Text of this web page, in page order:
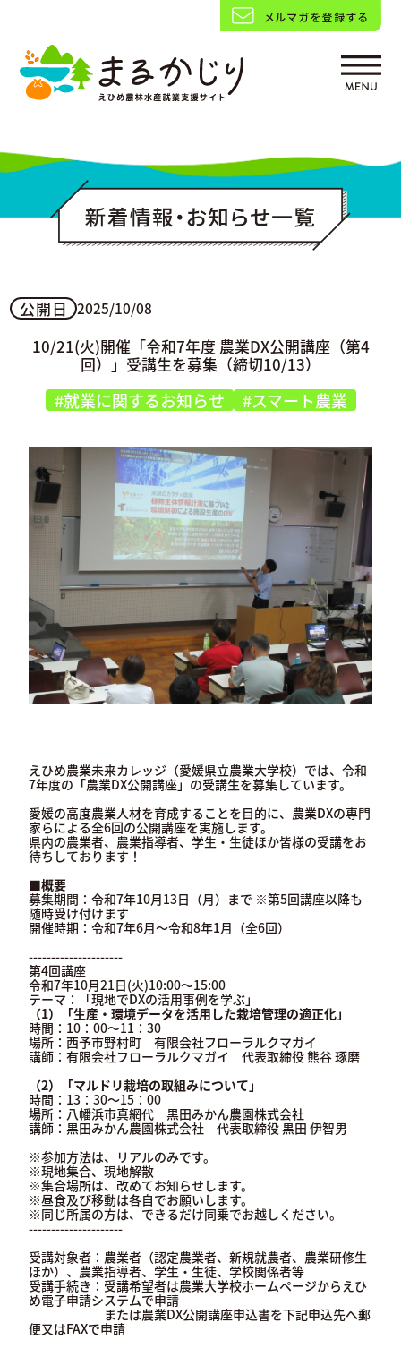
公開日 2025/10/08
10/21(火)開催「令和7年度 農業DX公開講座（第4
回）」受講生を募集（締切10/13）
#就業に関するお知らせ #スマート農業
えひめ農業未来カレッジ（愛媛県立農業大学校）では、令和
7年度の「農業DX公開講座」の受講生を募集しています。
愛媛の高度農業人材を育成することを目的に、農業DXの専門
家らによる全6回の公開講座を実施します。
県内の農業者、農業指導者、学生・生徒ほか皆様の受講をお
待ちしております！
■概要
募集期間：令和7年10月13日（月）まで ※第5回講座以降も
随時受け付けます
開催時期：令和7年6月～令和8年1月（全6回）
---------------------
第4回講座
令和7年10月21日(火)10:00～15:00
テーマ：「現地でDXの活用事例を学ぶ」
（1）「生産・環境データを活用した栽培管理の適正化」
時間：10：00～11：30
場所：西予市野村町 有限会社フローラルクマガイ
講師：有限会社フローラルクマガイ 代表取締役 熊谷 琢磨
（2）「マルドリ栽培の取組みについて」
時間：13：30～15：00
場所：八幡浜市真網代 黒田みかん農園株式会社
講師：黒田みかん農園株式会社 代表取締役 黒田 伊智男
※参加方法は、リアルのみです。
※現地集合、現地解散
※集合場所は、改めてお知らせします。
※昼食及び移動は各自でお願いします。
※同じ所属の方は、できるだけ同乗でお越しください。
---------------------
受講対象者：農業者（認定農業者、新規就農者、農業研修生
ほか）、農業指導者、学生・生徒、学校関係者等
受講手続き：受講希望者は農業大学校ホームページからえひ
め電子申請システムで申請
または農業DX公開講座申込書を下記申込先へ郵
便又はFAXで申請